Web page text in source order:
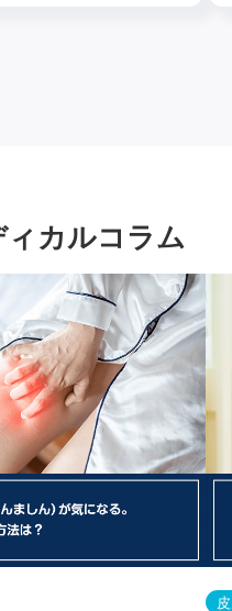
カルコラム